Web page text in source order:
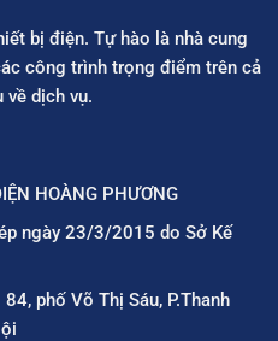
bị điện. Tự hào là nhà cung
công trình trọng điểm trên cả
về dịch vụ.
HOÀNG PHƯƠNG
ngày 23/3/2015 do Sở Kế
phố Võ Thị Sáu, P.Thanh